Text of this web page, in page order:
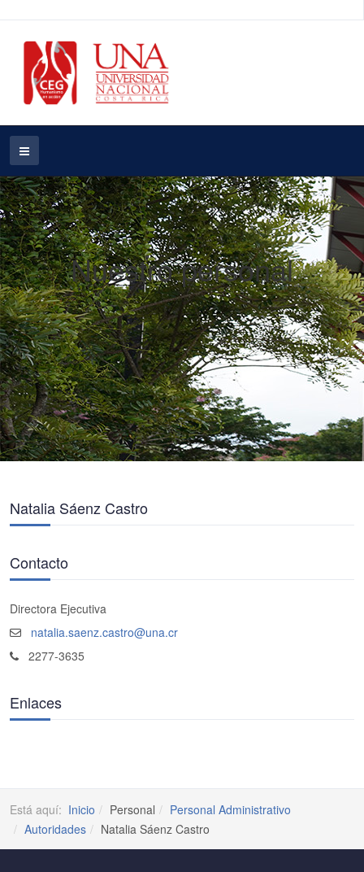
Nuestro personal
Natalia Sáenz Castro
Contacto
Directora Ejecutiva
natalia.saenz.castro@una.cr
2277-3635
Enlaces
Está aquí: Inicio Personal
Personal Administrativo
Autoridades
Natalia Sáenz Castro